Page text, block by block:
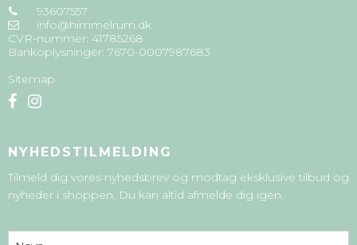
93607557
info@himmelrum.dk
CVR-nummer: 41785268
Bankoplysninger: 7670-0007987683
Sitemap
NYHEDSTILMELDING
Tilmeld dig vores nyhedsbrev og modtag eksklusive tilbud og
nyheder i shoppen. Du kan altid afmelde dig igen.